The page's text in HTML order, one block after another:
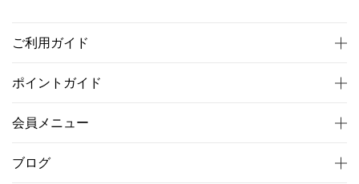
ご利用ガイド
ポイントガイド
会員メニュー
ブログ